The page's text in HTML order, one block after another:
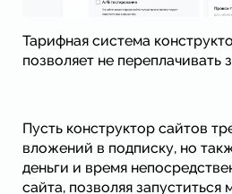
Тарифная система
позволяет не переплачивать
Пусть конструктор сайтов
вложений в подписку, но
деньги и время
сайта, позволяя